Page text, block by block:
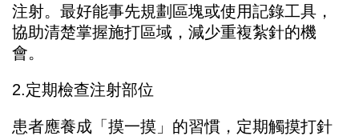
注射。最好能事先規劃區塊或使用記錄工具，
協助清楚掌握施打區域，減少重複紮針的機
會。
2.定期檢查注射部位
患者應養成「摸一摸」的習慣，定期觸摸打針